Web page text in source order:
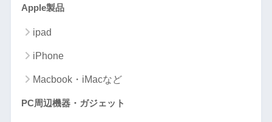
Apple製品
ipad
iPhone
Macbook・iMacなど
PC周辺機器・ガジェット